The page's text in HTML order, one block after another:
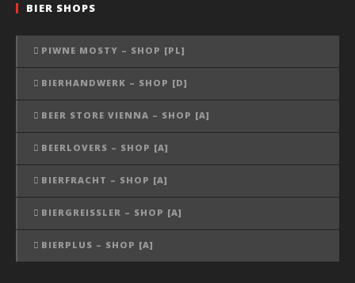
BIER SHOPS
PIWNE MOSTY – SHOP [PL]
BIERHANDWERK – SHOP [D]
BEER STORE VIENNA – SHOP [A]
BEERLOVERS – SHOP [A]
BIERFRACHT – SHOP [A]
BIERGREISSLER – SHOP [A]
BIERPLUS – SHOP [A]